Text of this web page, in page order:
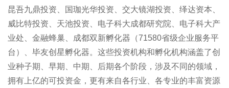
昆吾九鼎投资、国珈光华投资、交大镜湖投资、绎达资本、
威比特投资、天池投资、电子科大成都研究院、电子科大产
业处、金融蜂巢、成都双新孵化器（71580省级企业服务平
台）、毕友创星孵化器。这些投资机构和孵化机构涵盖了创
业种子期、早期、中期、后期各个阶段，涉及不同的领域，
拥有上亿的可投资金，更有来自各行业、各专业的丰富资源